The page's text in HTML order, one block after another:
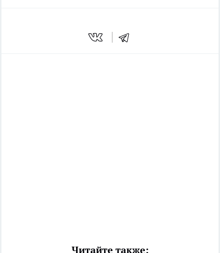
Читайте также: